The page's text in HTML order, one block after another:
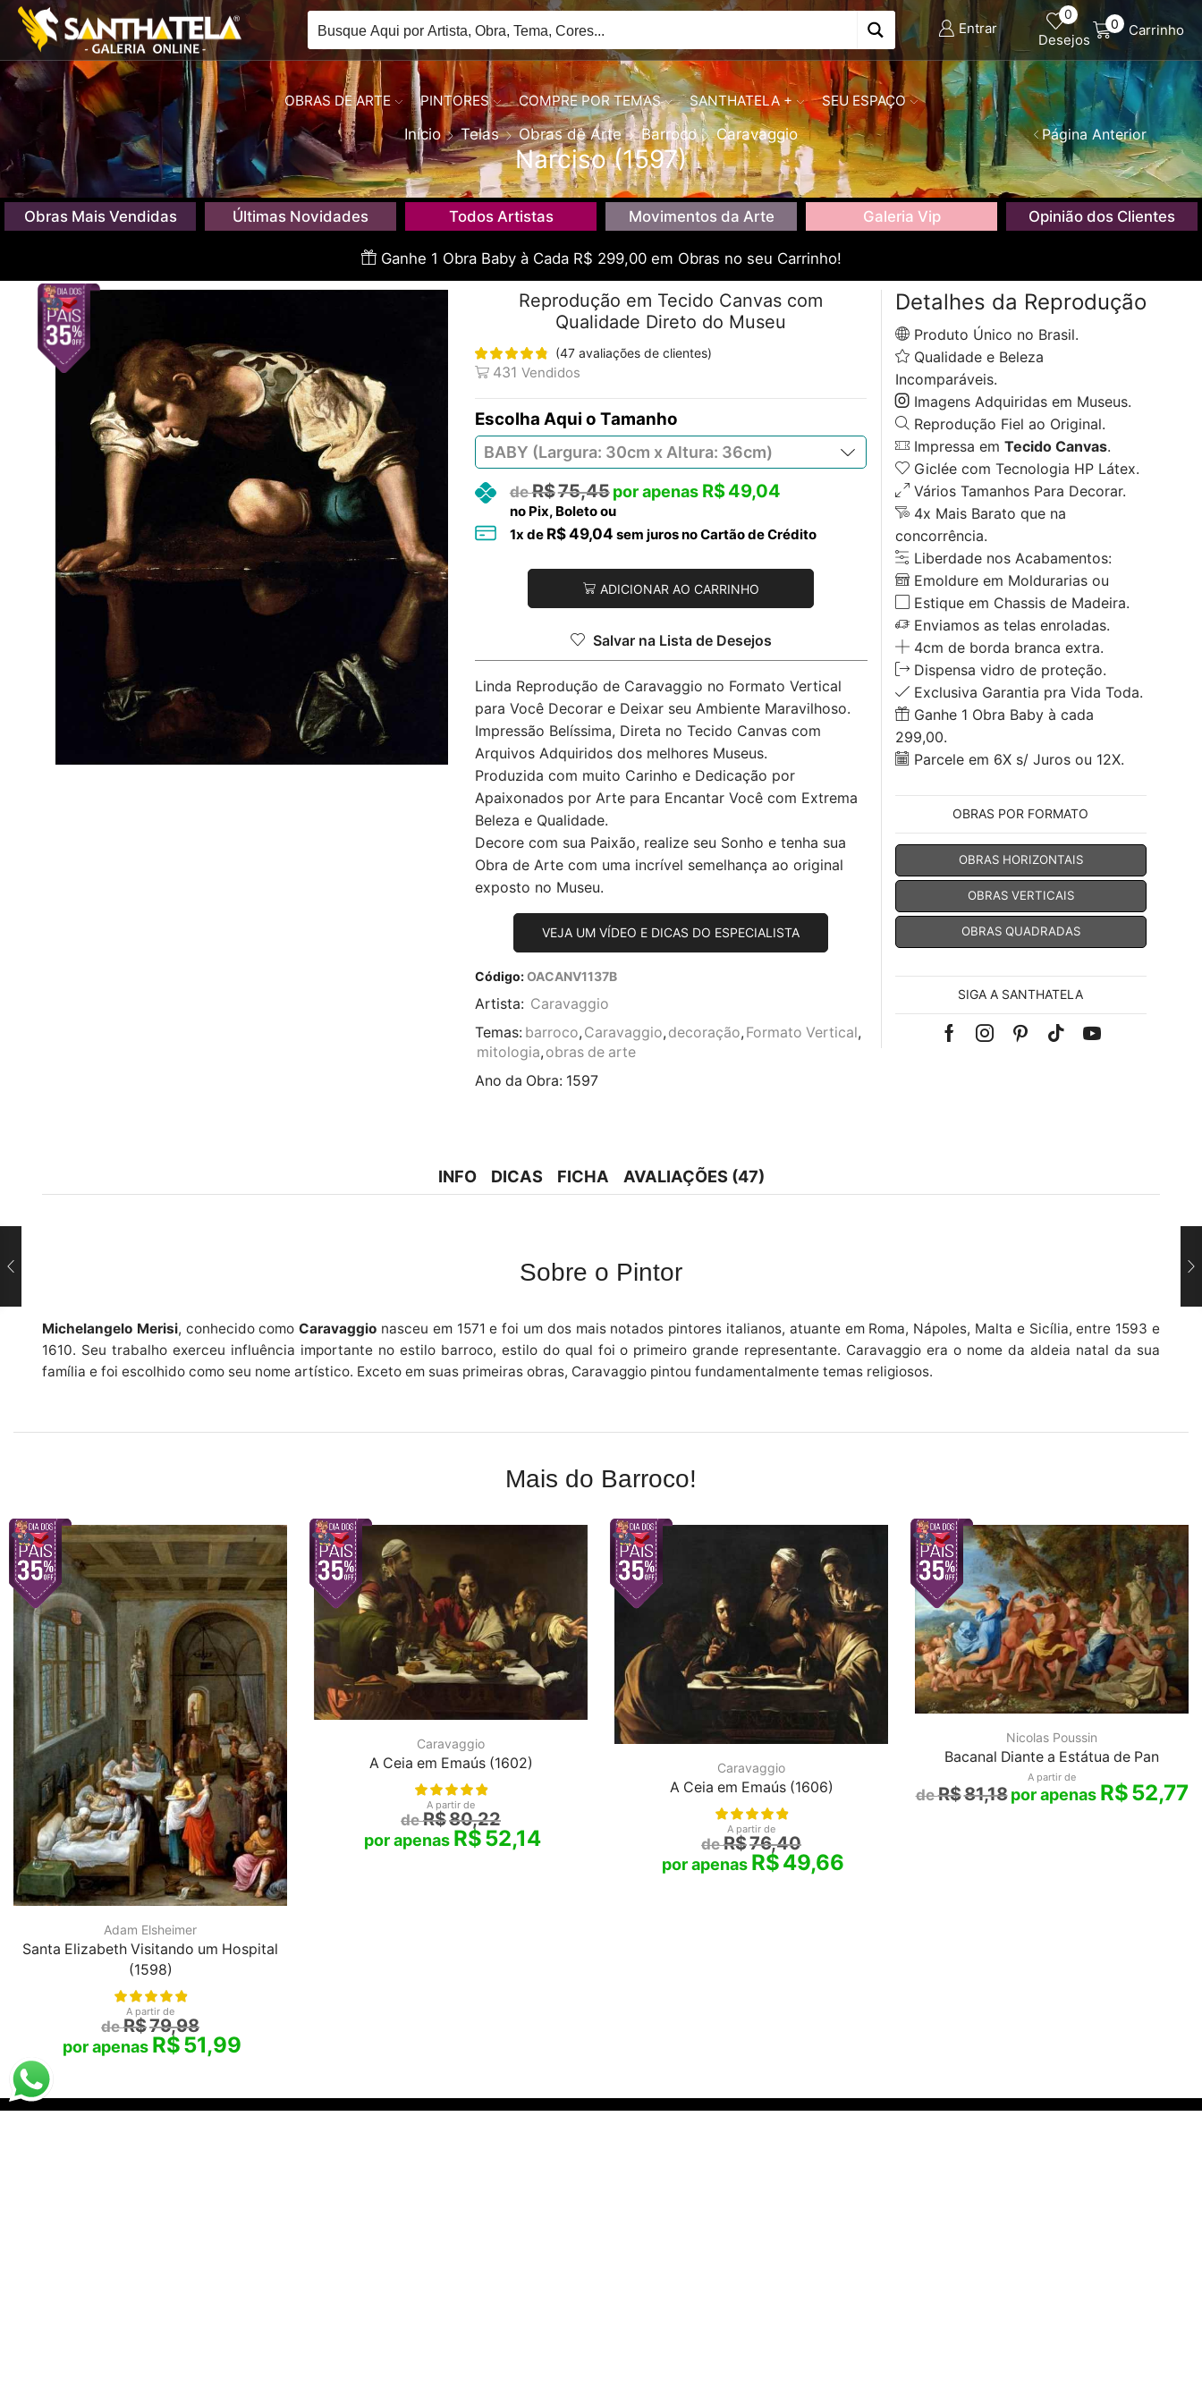
Entrar
0
Desejos
0 Carrinho
OBRAS DE ARTE PINTORES COMPRE POR TEMAS SANTHATELA + SEU ESPAÇO
Início Telas Obras de Arte Barroco Caravaggio
Narciso (1597)
Página Anterior
Obras Mais Vendidas Últimas Novidades Todos Artistas Movimentos da Arte Galeria Vip Opinião dos Clientes
Ganhe 1 Obra Baby à Cada R$ 299,00 em Obras no seu Carrinho!
Reprodução em Tecido Canvas com
Qualidade Direto do Museu
(47avaliações de clientes)
431 Vendidos
Tamanho
R$75,45 R$49,04
no Pix, Boleto ou
1x de R$49,04 sem juros no Cartão de Crédito
ADICIONAR AO CARRINHO
Salvar na Lista de Desejos
Linda Reprodução de Caravaggio no Formato Vertical
para Você Decorar e Deixar seu Ambiente Maravilhoso.
Impressão Belíssima, Direta no Tecido Canvas com
Arquivos Adquiridos dos melhores Museus.
Produzida com muito Carinho e Dedicação por
Apaixonados por Arte para Encantar Você com Extrema
Beleza e Qualidade.
Decore com sua Paixão, realize seu Sonho e tenha sua
Obra de Arte com uma incrível semelhança ao original
exposto no Museu.
VEJA UM VÍDEO E DICAS DO ESPECIALISTA
Código:OACANV1137B
Artista: Caravaggio
Temas: barroco, Caravaggio, decoração, Formato Vertical,
mitologia, obras de arte
Ano da Obra: 1597
Detalhes da Reprodução
Produto Único no Brasil.
Qualidade e Beleza
Incomparáveis.
Imagens Adquiridas em Museus.
Reprodução Fiel ao Original.
Impressa em Tecido Canvas.
Giclée com Tecnologia HP Látex.
Vários Tamanhos Para Decorar.
4x Mais Barato que na
concorrência.
Liberdade nos Acabamentos:
Emoldure em Moldurarias ou
Estique em Chassis de Madeira.
Enviamos as telas enroladas.
4cm de borda branca extra.
Dispensa vidro de proteção.
Exclusiva Garantia pra Vida Toda.
Ganhe 1 Obra Baby à cada
299,00.
Parcele em 6X s/ Juros ou 12X.
OBRAS POR FORMATO
OBRAS HORIZONTAIS
OBRAS VERTICAIS
OBRAS QUADRADAS
SIGA A SANTHATELA
FacebookInstagramPinterest
Tik-Youtube
INFO DICAS FICHA AVALIAÇÕES (47)
Sobre o Pintor
Michelangelo Merisi, conhecido comoCaravaggio nasceu em 1571 e foi um dos mais notados pintores italianos, atuante em Roma, Nápoles, Malta e Sicília, entre 1593 e
1610. Seu trabalho exerceu influência importante no estilo barroco, estilo do qual foi o primeiro grande representante. Caravaggio era o nome da aldeia natal da sua
família e foi escolhido como seu nome artístico. Exceto em suas primeiras obras, Caravaggio pintou fundamentalmente temas religiosos.
Mais do Barroco!
Adam Elsheimer
Santa Elizabeth Visitando um Hospital
(1598)
A partir de
R$79,98
R$51,99
Caravaggio
A Ceia em Emaús (1602)
A partir de
R$80,22
R$52,14
Caravaggio
A Ceia em Emaús (1606)
A partir de
R$76,40
R$49,66
Nicolas Poussin
Bacanal Diante a Estátua de Pan
A partir de
R$81,18 R$52,77